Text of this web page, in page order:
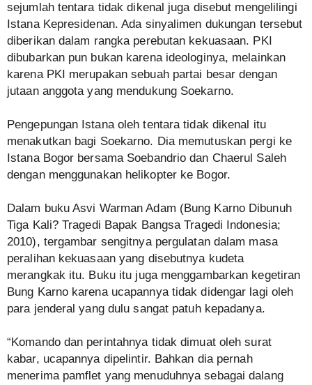
sejumlah tentara tidak dikenal juga disebut mengelilingi
Istana Kepresidenan. Ada sinyalimen dukungan tersebut
diberikan dalam rangka perebutan kekuasaan. PKI
dibubarkan pun bukan karena ideologinya, melainkan
karena PKI merupakan sebuah partai besar dengan
jutaan anggota yang mendukung Soekarno.
Pengepungan Istana oleh tentara tidak dikenal itu
menakutkan bagi Soekarno. Dia memutuskan pergi ke
Istana Bogor bersama Soebandrio dan Chaerul Saleh
dengan menggunakan helikopter ke Bogor.
Dalam buku Asvi Warman Adam (Bung Karno Dibunuh
Tiga Kali? Tragedi Bapak Bangsa Tragedi Indonesia;
2010), tergambar sengitnya pergulatan dalam masa
peralihan kekuasaan yang disebutnya kudeta
merangkak itu. Buku itu juga menggambarkan kegetiran
Bung Karno karena ucapannya tidak didengar lagi oleh
para jenderal yang dulu sangat patuh kepadanya.
“Komando dan perintahnya tidak dimuat oleh surat
kabar, ucapannya dipelintir. Bahkan dia pernah
menerima pamflet yang menuduhnya sebagai dalang